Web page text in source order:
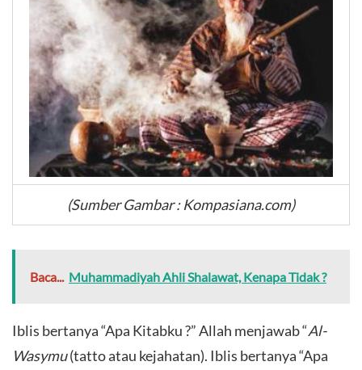
(Sumber Gambar : Kompasiana.com)
Baca... Muhammadiyah Ahli Shalawat, Kenapa Tidak ?
Iblis bertanya “Apa Kitabku ?” Allah menjawab “Al-
Wasymu(tatto atau kejahatan). Iblis bertanya “Apa